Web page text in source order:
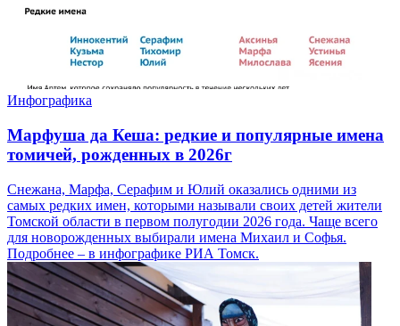
Инфографика
Марфуша да Кеша: редкие и популярные имена
томичей, рожденных в 2026г
Снежана, Марфа, Серафим и Юлий оказались одними из
самых редких имен, которыми называли своих детей жители
Томской области в первом полугодии 2026 года. Чаще всего
для новорожденных выбирали имена Михаил и Софья.
Подробнее – в инфографике РИА Томск.